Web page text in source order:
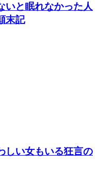
いと眠れなかった人
末記
しい女もいる狂言の